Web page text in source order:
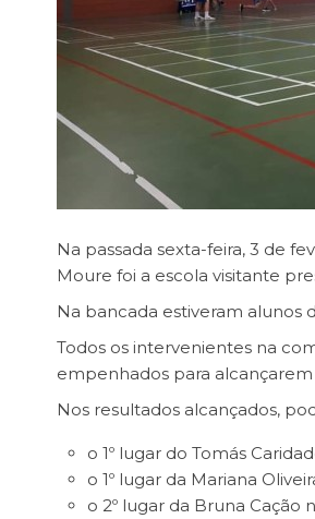
Na passada sexta-feira, 3 de
Moure foi a escola visitante
Na bancada estiveram alunos
Todos os intervenientes na
empenhados para
Nos resultados alcançados,
o 1º lugar do Tomás
o 1º lugar da Mariana
o 2º lugar da Bruna Cação